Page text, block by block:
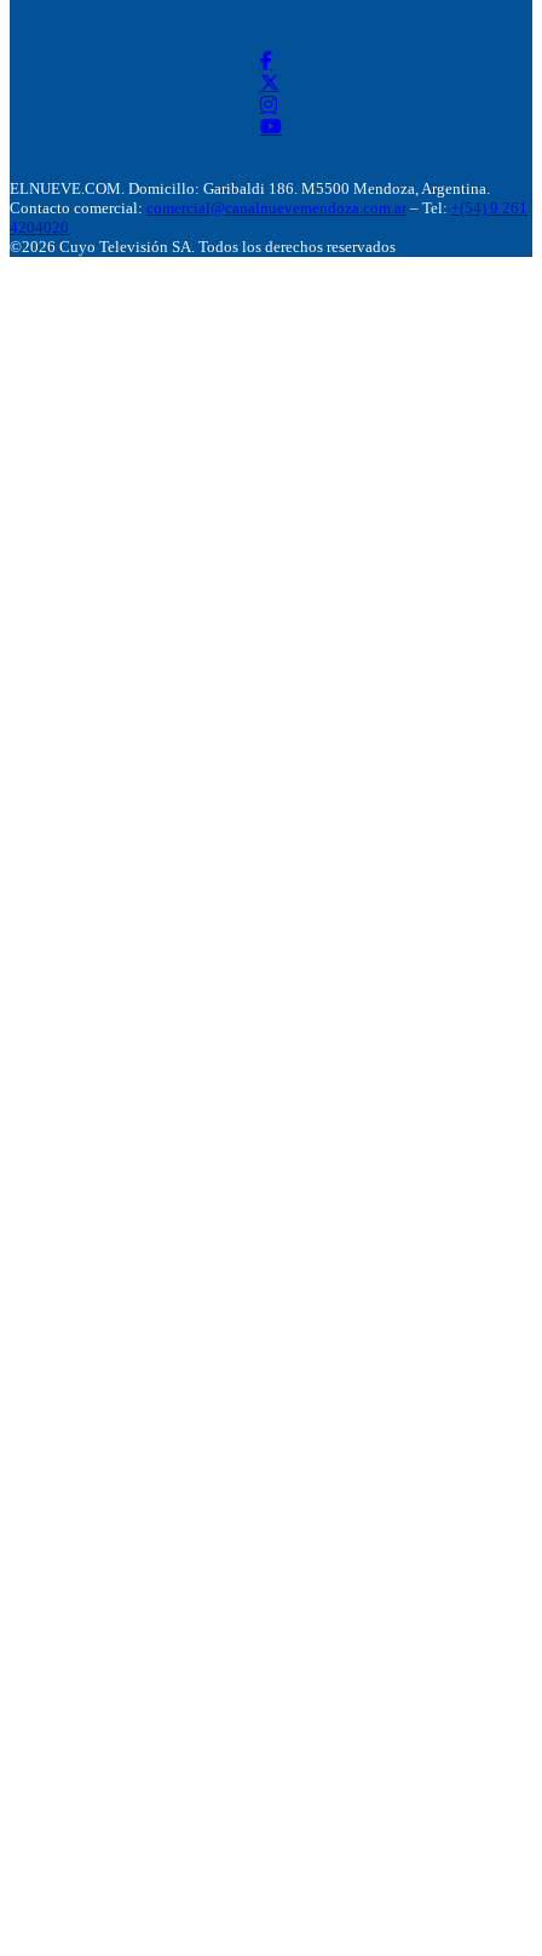
ELNUEVE.COM. Domicillo: Garibaldi 186. M5500 Mendoza, Argentina.
Contacto comercial: comercial@canalnuevemendoza.com.ar – Tel: +(54) 9 261
4204020
©2026 Cuyo Televisión SA. Todos los derechos reservados